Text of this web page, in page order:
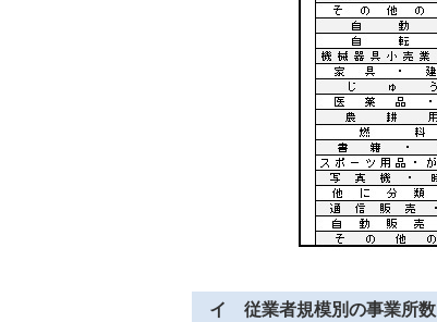
イ 従業者規模別の事業所数